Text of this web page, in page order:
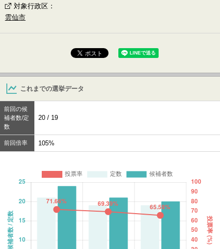
対象行政区 ：
雲仙市
これまでの選挙データ
前回の候
補者数/定
数
20 / 19
前回倍率 105%